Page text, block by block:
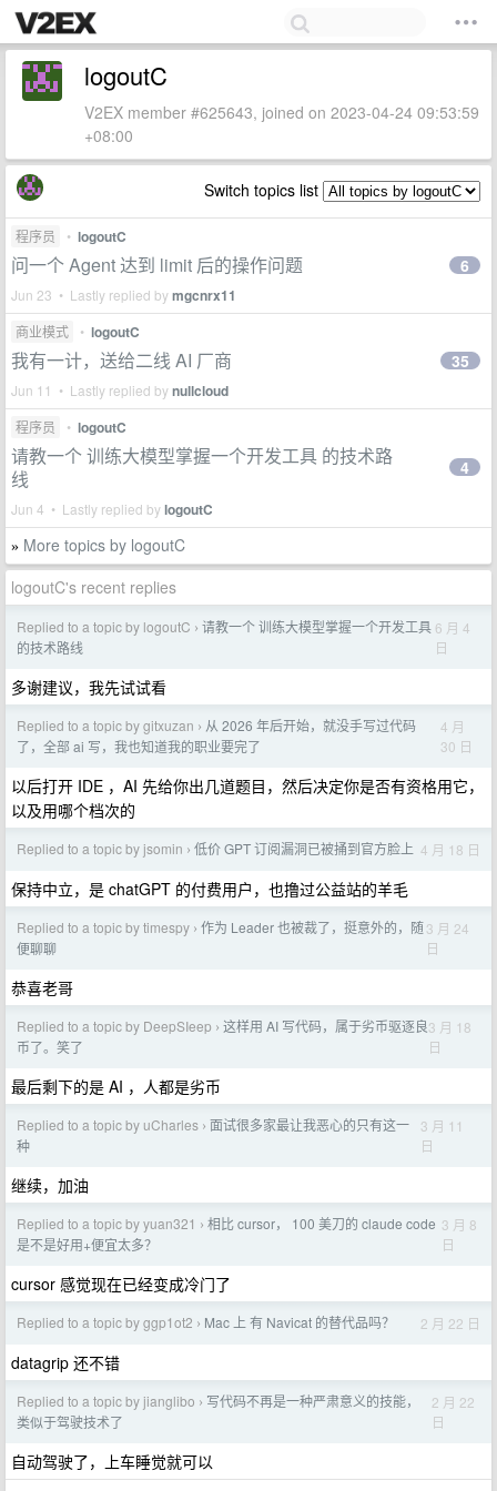
logoutC
V2EX member #625643, joined on 2023-04-24 09:53:59
+08:00
Switch topics list
程序员 • logoutC
问一个 Agent 达到 limit 后的操作问题
Jun 23 • Lastly replied bymgcnrx11
6
商业模式 • logoutC
我有一计，送给二线 AI 厂商
Jun 11 • Lastly replied bynullcloud
35
程序员 • logoutC
请教一个 训练大模型掌握一个开发工具 的技术路
线
Jun 4 • Lastly replied bylogoutC
4
» More topics by logoutC
logoutC's recent replies
Replied to a topic by logoutC › 请教一个 训练大模型掌握一个开发工具
的技术路线
6 月 4
日
多谢建议，我先试试看
Replied to a topic by gitxuzan › 从 2026 年后开始，就没手写过代码
了，全部 ai 写，我也知道我的职业要完了
4 月
30 日
以后打开 IDE ，AI 先给你出几道题目，然后决定你是否有资格用它，
以及用哪个档次的
Replied to a topic by jsomin › 低价 GPT 订阅漏洞已被捅到官方脸上 4 月 18 日
保持中立，是 chatGPT 的付费用户，也撸过公益站的羊毛
Replied to a topic by timespy › 作为 Leader 也被裁了，挺意外的，随
便聊聊
3 月 24
日
恭喜老哥
Replied to a topic by DeepSIeep › 这样用 AI 写代码，属于劣币驱逐良
币了。笑了
3 月 18
日
最后剩下的是 AI ，人都是劣币
Replied to a topic by uCharles › 面试很多家最让我恶心的只有这一
种
3 月 11
日
继续，加油
Replied to a topic by yuan321 › 相比 cursor， 100 美刀的 claude code
是不是好用+便宜太多？
3 月 8
日
cursor 感觉现在已经变成冷门了
Replied to a topic by ggp1ot2 › Mac 上 有 Navicat 的替代品吗？ 2 月 22 日
datagrip 还不错
Replied to a topic by jianglibo › 写代码不再是一种严肃意义的技能，
类似于驾驶技术了
2 月 22
日
自动驾驶了，上车睡觉就可以